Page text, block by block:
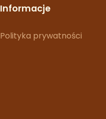
Informacje
Polityka prywatności